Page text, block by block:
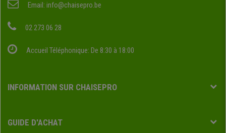
Email: info@chaisepro.be
02 273 06 28
Accueil Téléphonique: De 8:30 à 18:00
INFORMATION SUR CHAISEPRO
GUIDE D'ACHAT